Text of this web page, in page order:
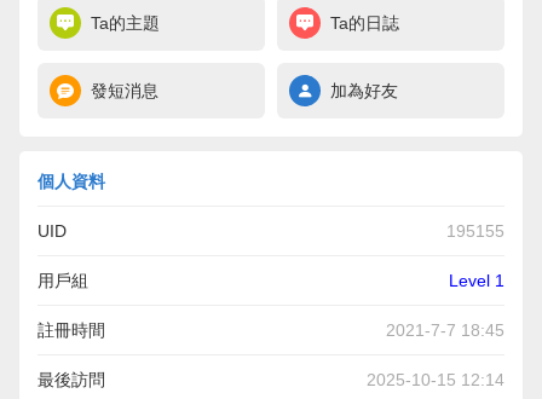
Ta的主題 Ta的日誌
發短消息 加為好友
個人資料
UID 195155
用戶組 Level 1
註冊時間 2021-7-7 18:45
最後訪問 2025-10-15 12:14